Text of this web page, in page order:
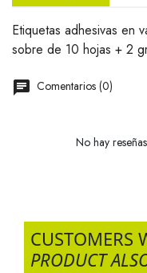
Etiquetas adhesivas en
sobre de 10 hojas + 2
Comentarios (0)
No hay
CUSTOMERS
PRODUCT